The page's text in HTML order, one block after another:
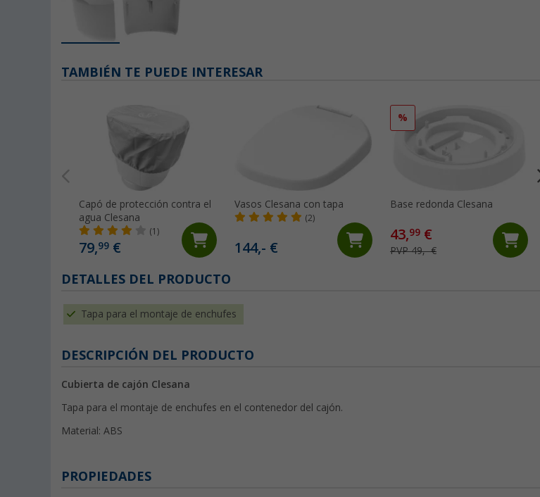
TAMBIÉN TE PUEDE INTERESAR
Capó de protección contra el
agua Clesana
(1)
79,99 €
Vasos Clesana con tapa
(2)
144,- €
%
Base redonda Clesana
43,99 €
PVP 49,- €
DETALLES DEL PRODUCTO
Tapa para el montaje de enchufes
DESCRIPCIÓN DEL PRODUCTO
Cubierta de cajón Clesana
Tapa para el montaje de enchufes en el contenedor del cajón.
Material: ABS
PROPIEDADES